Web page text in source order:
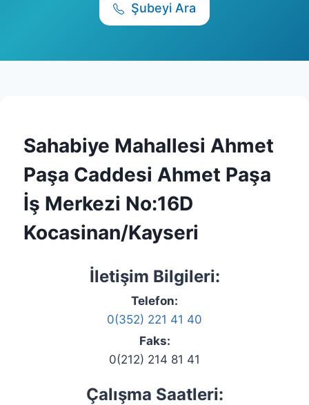
Şubeyi Ara
Sahabiye Mahallesi Ahmet
Paşa Caddesi Ahmet Paşa
İş Merkezi No:16D
Kocasinan/Kayseri
İletişim Bilgileri:
Telefon:
0(352) 221 41 40
Faks:
0(212) 214 81 41
Çalışma Saatleri: